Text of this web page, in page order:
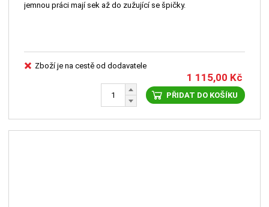
jemnou práci mají sek až do zužující se špičky.
Zboží je na cestě od dodavatele
1 115,00 Kč
PŘIDAT DO KOŠÍKU